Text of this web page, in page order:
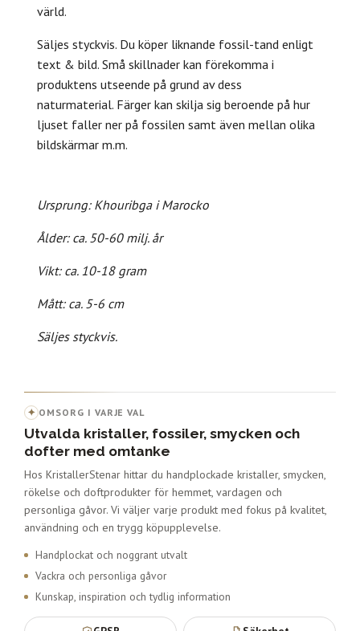
värld.
Säljes styckvis. Du köper liknande fossil-tand enligt
text & bild. Små skillnader kan förekomma i
produktens utseende på grund av dess
naturmaterial. Färger kan skilja sig beroende på hur
ljuset faller ner på fossilen samt även mellan olika
bildskärmar m.m.
Ursprung: Khouribga i Marocko
Ålder: ca. 50-60 milj. år
Vikt: ca. 10-18 gram
Mått: ca. 5-6 cm
Säljes styckvis.
✦ OMSORG I VARJE VAL
Utvalda kristaller, fossiler, smycken och
dofter med omtanke
Hos KristallerStenar hittar du handplockade kristaller, smycken,
rökelse och doftprodukter för hemmet, vardagen och
personliga gåvor. Vi väljer varje produkt med fokus på kvalitet,
användning och en trygg köpupplevelse.
Handplockat och noggrant utvalt
Vackra och personliga gåvor
Kunskap, inspiration och tydlig information